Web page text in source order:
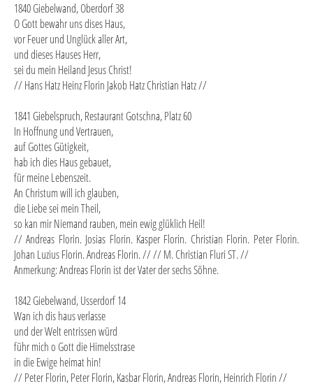
1840 Giebelwand, Oberdorf 38
O Gott bewahr uns dises Haus,
vor Feuer und Unglück aller Art,
und dieses Hauses Herr,
sei du mein Heiland Jesus Christ!
// Hans Hatz Heinz Florin Jakob Hatz Christian Hatz //
1841 Giebelspruch, Restaurant Gotschna, Platz 60
In Hoffnung und Vertrauen,
auf Gottes Gütigkeit,
hab ich dies Haus gebauet,
für meine Lebenszeit.
An Christum will ich glauben,
die Liebe sei mein Theil,
so kan mir Niemand rauben, mein ewig glüklich Heil!
// Andreas Florin. Josias Florin. Kasper Florin. Christian Florin. Peter Florin.
Johan Luzius Florin. Andreas Florin. // // M. Christian Fluri ST. //
Anmerkung: Andreas Florin ist der Vater der sechs Söhne.
1842 Giebelwand, Usserdorf 14
Wan ich dis haus verlasse
und der Welt entrissen würd
führ mich o Gott die Himelsstrase
in die Ewige heimat hin!
// Peter Florin, Peter Florin, Kasbar Florin, Andreas Florin, Heinrich Florin //